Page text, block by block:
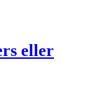
eller